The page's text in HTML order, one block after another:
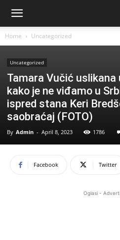
Home Uncategorized
Uncategorized
Tamara Vučić uslikana
kako je ne viđamo u
ispred stana Keri
saobraćaj (FOTO)
By Admin - April 8, 2023 1786
Facebook Twitter
Oglasi -